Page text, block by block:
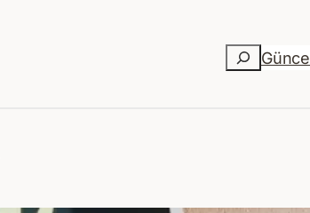
Ara Günce